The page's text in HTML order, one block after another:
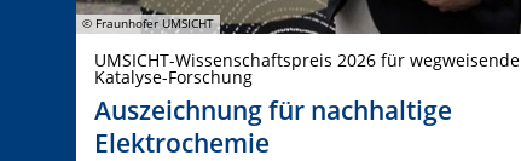
© Fraunhofer UMSICHT
UMSICHT-Wissenschaftspreis 2026 für wegweisende
Katalyse-Forschung
Auszeichnung für nachhaltige
Elektrochemie